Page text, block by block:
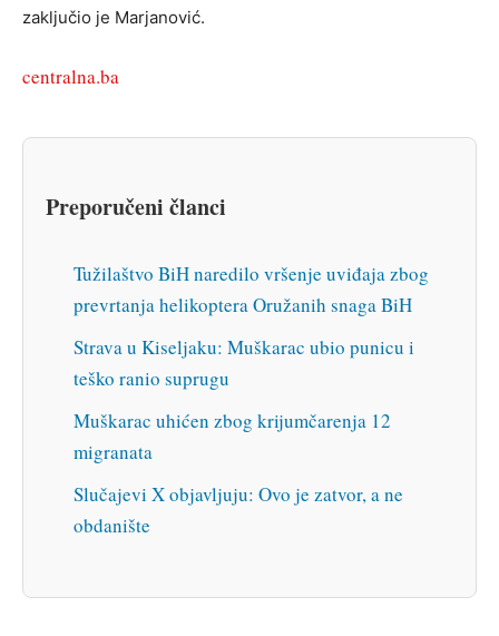
zaključio je Marjanović.
centralna.ba
Preporučeni članci
Tužilaštvo BiH naredilo vršenje uviđaja zbog
prevrtanja helikoptera Oružanih snaga BiH
Strava u Kiseljaku: Muškarac ubio punicu i
teško ranio suprugu
Muškarac uhićen zbog krijumčarenja 12
migranata
Slučajevi X objavljuju: Ovo je zatvor, a ne
obdanište